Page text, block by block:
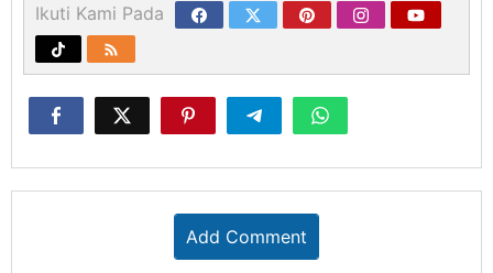
Ikuti Kami Pada
Add Comment